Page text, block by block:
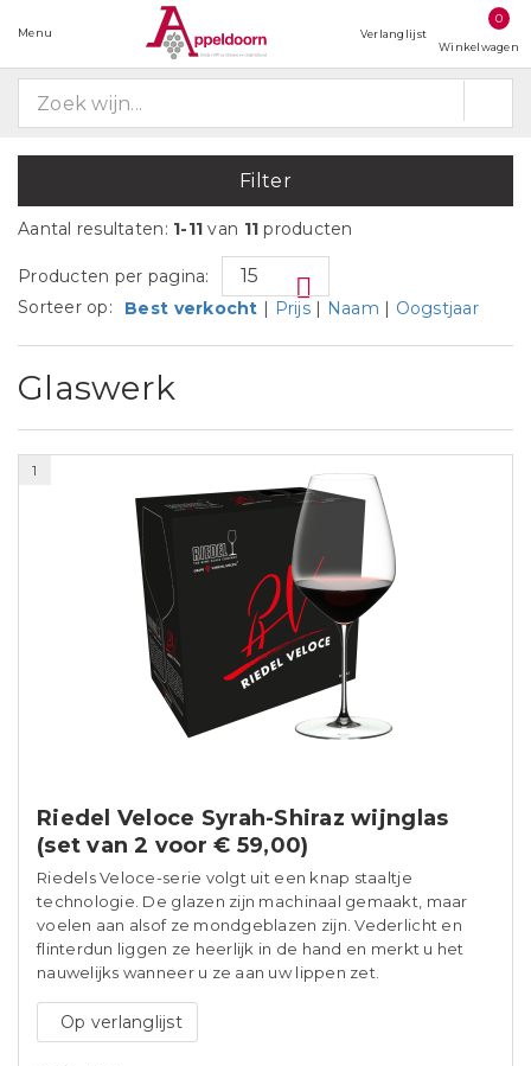
Menu Verlanglijst
0
Winkelwagen
Filter
Aantal resultaten: 1-11 van 11 producten
Producten per pagina:
Sorteer op:
Best verkocht | Prijs | Naam | Oogstjaar
Glaswerk
1
Riedel Veloce Syrah-Shiraz wijnglas
(set van 2 voor € 59,00)
Riedels Veloce-serie volgt uit een knap staaltje
technologie. De glazen zijn machinaal gemaakt, maar
voelen aan alsof ze mondgeblazen zijn. Vederlicht en
flinterdun liggen ze heerlijk in de hand en merkt u het
nauwelijks wanneer u ze aan uw lippen zet.
Op verlanglijst